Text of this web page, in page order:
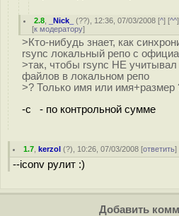
2.8 _Nick_ (??), 12:36, 07/03/2008 [^] [^^
[к модератору]
>Кто-нибудь знает, как
rsync локальный репо с
>так, чтобы rsync НЕ
файлов в локальном репо
>? Только имя или имя+размер
-c - по контрольной сумме
1.7 ,kerzol (?), 10:26, 07/03/2008 [ответить
--iconv рулит :)
Добавить